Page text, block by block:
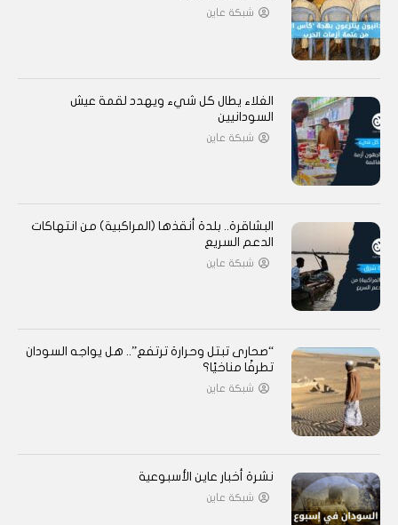
شبكة عاين
الغلاء يطال كل شيء ويهدد لقمة عيش
السودانيين
شبكة عاين
البشاقرة.. بلدة أنقذها (المراكبية) من انتهاكات
الدعم السريع
شبكة عاين
“صحارى تبتل وحرارة ترتفع”.. هل يواجه السودان
تطرفًا مناخيًا؟
شبكة عاين
نشرة أخبار عاين الأسبوعية
شبكة عاين